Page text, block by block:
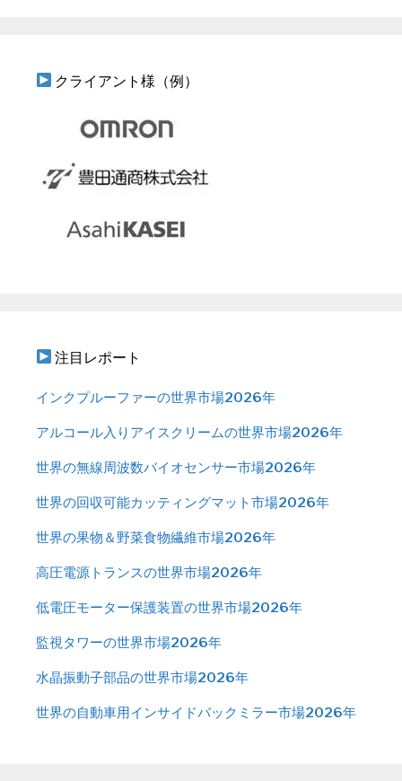
クライアント様（例）
注目レポート
インクプルーファーの世界市場2026年
アルコール入りアイスクリームの世界市場2026年
世界の無線周波数バイオセンサー市場2026年
世界の回収可能カッティングマット市場2026年
世界の果物＆野菜食物繊維市場2026年
高圧電源トランスの世界市場2026年
低電圧モーター保護装置の世界市場2026年
監視タワーの世界市場2026年
水晶振動子部品の世界市場2026年
世界の自動車用インサイドバックミラー市場2026年